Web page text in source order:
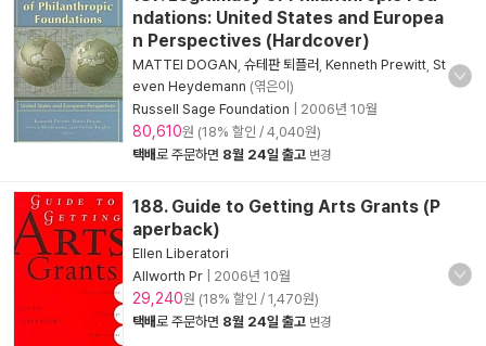
ndations: United States and Europea
n Perspectives (Hardcover)
MATTEI DOGAN 슈테판 퇴플러 Kenneth Prewitt St
even Heydemann (엮은이)
Russell Sage Foundation
2006년 10월
80,610원 (18% 할인 / 4,040원)
택배로 주문하면 8월 24일 출고 변경
188. Guide to Getting Arts Grants (P
aperback)
Ellen Liberatori
Allworth Pr
2006년 10월
29,240원 (18% 할인 / 1,470원)
택배로 주문하면 8월 24일 출고 변경